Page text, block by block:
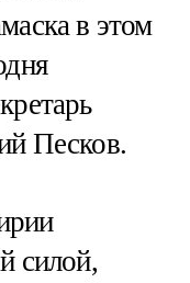
в этом
Песков.
силой,